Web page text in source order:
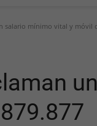
salario mínimo vital y móvil